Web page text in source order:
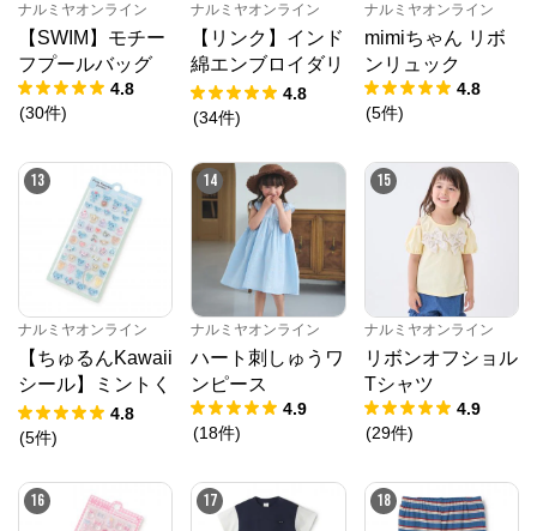
ナルミヤオンライン
【SWIM】モチー
フプールバッグ
4.8
(30件)
ナルミヤオンライン
【リンク】インド
綿エンブロイダリ
ーチュニック
4.8
(34件)
ナルミヤオンライン
mimiちゃん リボ
ンリュック
4.8
(5件)
13
ナルミヤオンライン
【ちゅるんKawaii
シール】ミントく
ん
4.8
(5件)
14
ナルミヤオンライン
ハート刺しゅうワ
ンピース
4.9
(18件)
15
ナルミヤオンライン
リボンオフショル
Tシャツ
4.9
(29件)
16 17 18
ナルミヤオンライン公式通販ショップ。人気子供服メ
ゾピアノ、プティマイン、ラブトキシック、アナスイ
ミニ等、全ブランド、全商品をご覧いただけます。